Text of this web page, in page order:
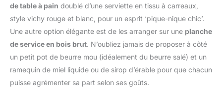
Une collection complète
de poêles conçues pour
de la saveur à votre
quotidien en cuisine,
Disponibles dans
différentes tailles et
formats pour s'adapter
idéalement à vos besoins
types de cuisinières : Ils
peuvent être utilisés
aussi bien sur les
plaques à induction,
vitrocéramiques à gaz et
fond diffuseur à impact,
vous obtiendrez une
de table à pain doublé d’une serviette en tissu à carreaux,
style vichy rouge et blanc, pour un esprit ‘pique-nique chic’.
Une autre option élégante est de les arranger sur une planche
de service en bois brut. N’oubliez jamais de proposer à côté
un petit pot de beurre mou (idéalement du beurre salé) et un
ramequin de miel liquide ou de sirop d’érable pour que chacun
puisse agrémenter sa part selon ses goûts.